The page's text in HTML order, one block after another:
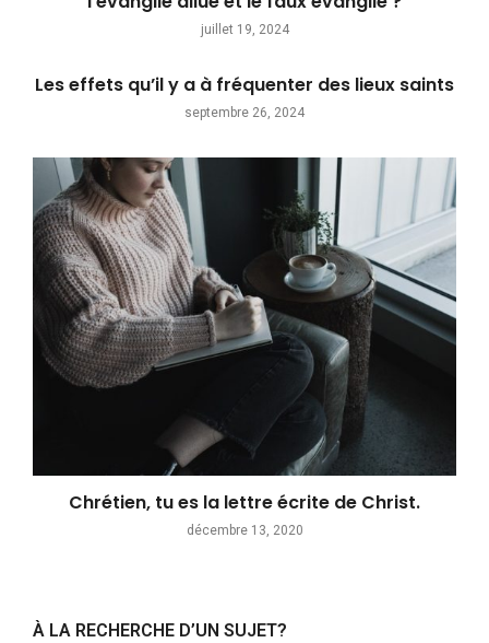
juillet 19, 2024
Les effets qu’il y a à fréquenter des lieux saints
septembre 26, 2024
Chrétien, tu es la lettre écrite de Christ.
décembre 13, 2020
À LA RECHERCHE D’UN SUJET?